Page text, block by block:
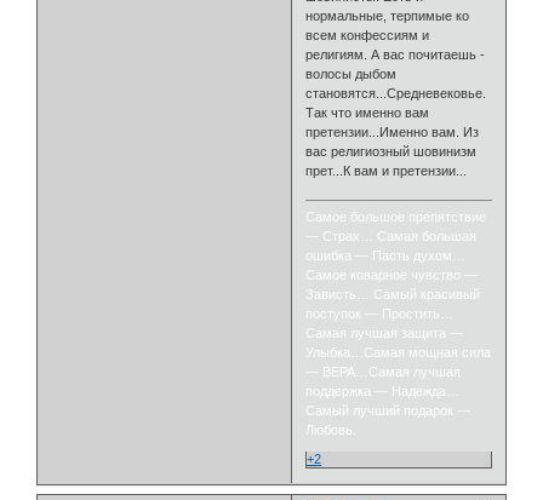
нормальные, терпимые ко
всем конфессиям и
религиям. А вас почитаешь -
волосы дыбом
становятся...Средневековье.
Так что именно вам
претензии...Именно вам. Из
вас религиозный шовинизм
прет...К вам и претензии...
Самое большое препятствие
— Страх… Самая большая
ошибка — Пасть духом…
Самое коварное чувство —
Зависть… Самый красивый
поступок — Простить…
Самая лучшая защита —
Улыбка…Самая мощная сила
— ВЕРА…Самая лучшая
поддержка — Надежда…
Самый лучший подарок —
Любовь.
+2